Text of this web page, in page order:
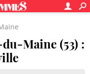
Maine (53) :